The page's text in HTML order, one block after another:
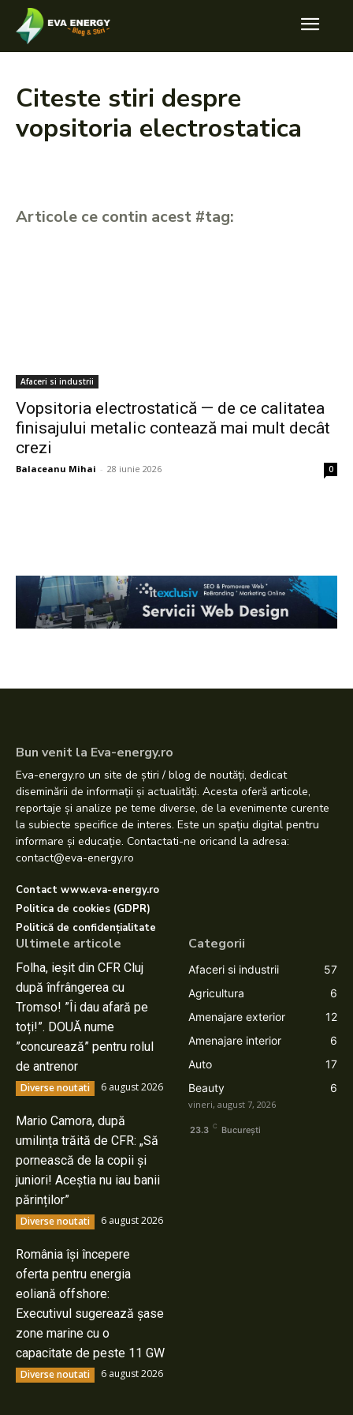
Citeste stiri despre
vopsitoria electrostatica
Articole ce contin acest #tag:
Afaceri si industrii
Vopsitoria electrostatică — de ce calitatea
finisajului metalic contează mai mult decât
crezi
Balaceanu Mihai - 28 iunie 2026 0
Bun venit la Eva-energy.ro
Eva-energy.ro un site de știri / blog de noutăți, dedicat
diseminării de informații și actualități. Acesta oferă articole,
reportaje și analize pe teme diverse, de la evenimente curente
la subiecte specifice de interes. Este un spațiu digital pentru
informare și educație. Contactati-ne oricand la adresa:
contact@eva-energy.ro
Contact www.eva-energy.ro
Politica de cookies (GDPR)
Politică de confidențialitate
Ultimele articole
Folha, ieșit din CFR Cluj
după înfrângerea cu
Tromso! ”Îi dau afară pe
toți!”. DOUĂ nume
”concurează” pentru rolul
de antrenor
Diverse noutati 6 august 2026
Mario Camora, după
umilința trăită de CFR: „Să
pornească de la copii și
juniori! Aceștia nu iau banii
părinților”
Diverse noutati 6 august 2026
România își începere
oferta pentru energia
eoliană offshore:
Executivul sugerează șase
zone marine cu o
capacitate de peste 11 GW
Diverse noutati 6 august 2026
Categorii
Afaceri si industrii
57
Agricultura
6
Amenajare exterior
12
Amenajare interior
6
Auto
17
Beauty
6
vineri, august 7, 2026
23.3 C București